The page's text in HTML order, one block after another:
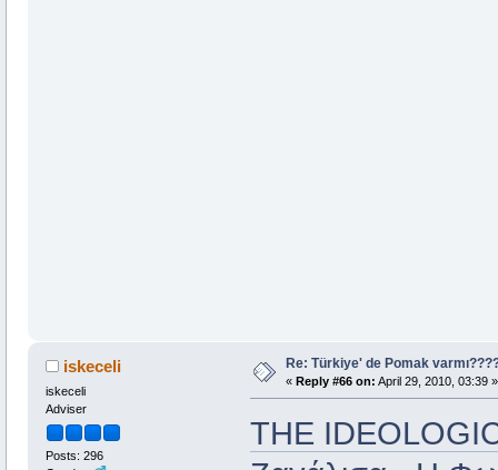
iskeceli
iskeceli
Adviser
Posts: 296
Re: Türkiye' de Pomak
« Reply #66 on: April 29, 2010, 03:39 »
THE